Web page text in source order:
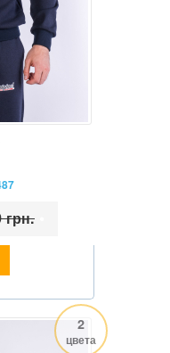
грн.
2
цвета